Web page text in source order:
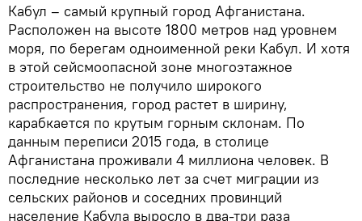
Кабул – самый крупный город Афганистана.
Расположен на высоте 1800 метров над уровнем
моря, по берегам одноименной реки Кабул. И хотя
в этой сейсмоопасной зоне многоэтажное
строительство не получило широкого
распространения, город растет в ширину,
карабкается по крутым горным склонам. По
данным переписи 2015 года, в столице
Афганистана проживали 4 миллиона человек. В
последние несколько лет за счет миграции из
сельских районов и соседних провинций
население Кабула выросло в два-три раза